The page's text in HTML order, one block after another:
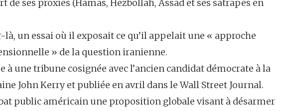
de ses proxies (Hamas, Hezbollah, Assad et ses satrapes en
là, un essai où il exposait ce qu’il appelait une « approche
» de la question iranienne.
à une tribune cosignée avec l’ancien candidat démocrate à la
John Kerry et publiée en avril dans le Wall Street Journal.
public américain une proposition globale visant à désarmer